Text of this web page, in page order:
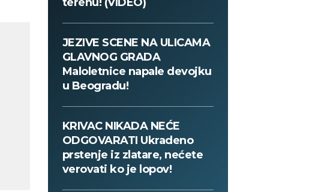
JEZIVE SCENE NA ULICAMA
GLAVNOG GRADA
Maloletnice napale devojku
u Beogradu!
KRIVAC NIKADA NEĆE
ODGOVARATI Ukradeno
prstenje iz zlatare, nećete
verovati ko je lopov!